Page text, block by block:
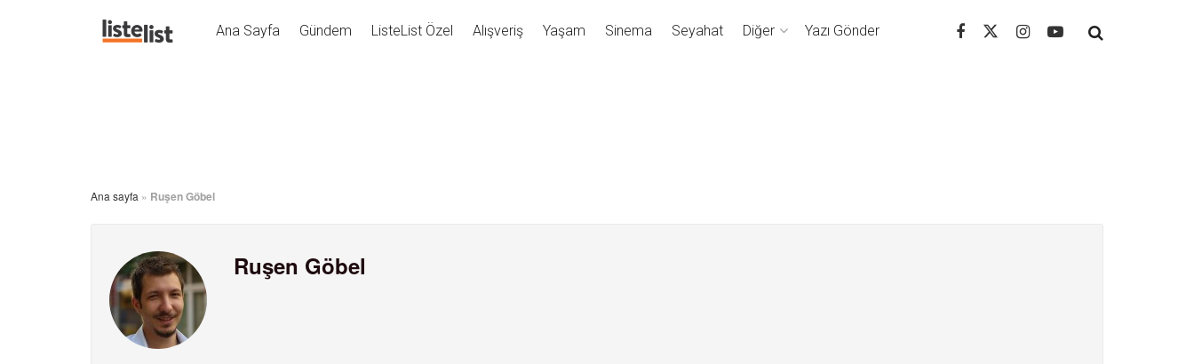
Ana Sayfa Gündem ListeList Özel Alışveriş Yaşam Sinema Seyahat Diğer Yazı Gönder
Ana sayfa » Ruşen Göbel
Ruşen Göbel